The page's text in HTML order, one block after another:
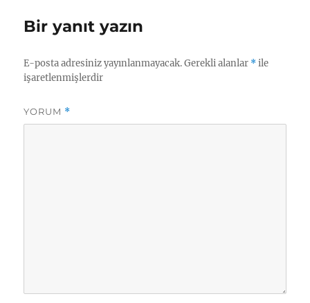
Bir yanıt yazın
E-posta adresiniz yayınlanmayacak. Gerekli alanlar *ile
işaretlenmişlerdir
YORUM *